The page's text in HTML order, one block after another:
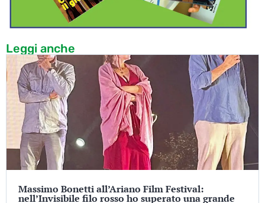
Leggi anche
Massimo Bonetti all’Ariano Film Festival:
nell’Invisibile filo rosso ho superato una grande